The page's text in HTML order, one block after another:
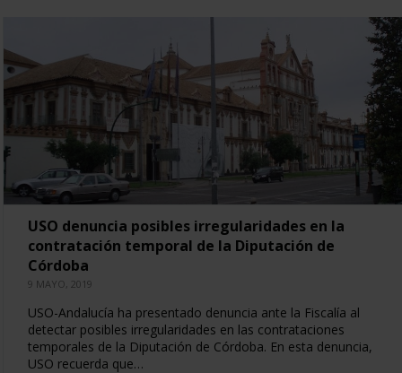
USO denuncia posibles irregularidades en la
contratación temporal de la Diputación de
Córdoba
9 MAYO, 2019
USO-Andalucía ha presentado denuncia ante la Fiscalía al
detectar posibles irregularidades en las contrataciones
temporales de la Diputación de Córdoba. En esta denuncia,
USO recuerda que…